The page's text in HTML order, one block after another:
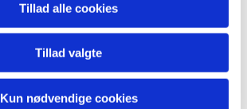
Tillad alle cookies
Tillad valgte
Kun nødvendige cookies